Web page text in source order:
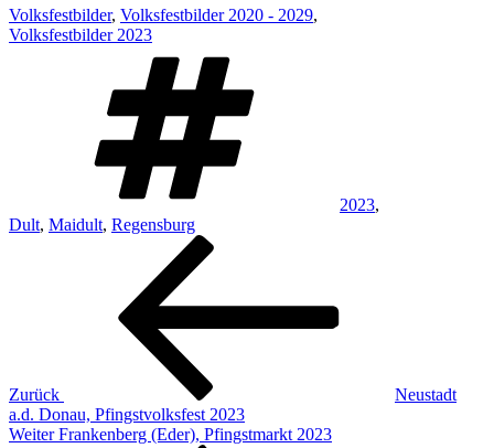
Volksfestbilder, Volksfestbilder 2020 - 2029,
Volksfestbilder 2023
2023,
Dult, Maidult, Regensburg
Beitragsnavigation
Zurück
Neustadt
a.d. Donau, Pfingstvolksfest 2023
Nächster
Weiter Frankenberg (Eder), Pfingstmarkt 2023